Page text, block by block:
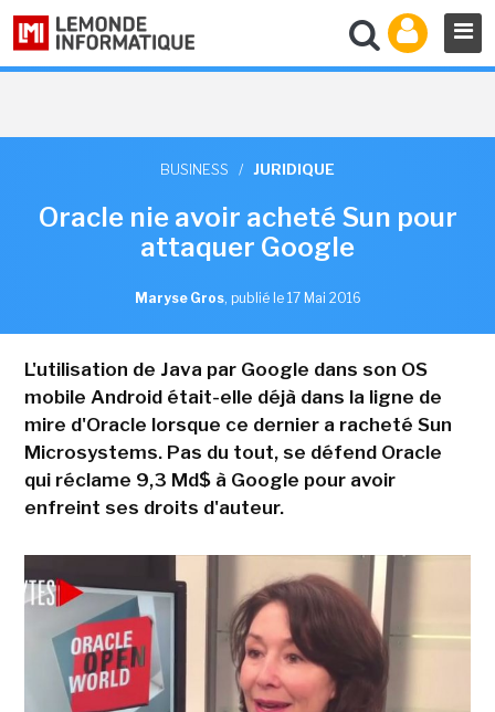
BUSINESS / JURIDIQUE
Oracle nie avoir acheté Sun pour
attaquer Google
Maryse Gros, publié le 17 Mai 2016
L'utilisation de Java par Google dans son OS
mobile Android était-elle déjà dans la ligne de
mire d'Oracle lorsque ce dernier a racheté Sun
Microsystems. Pas du tout, se défend Oracle
qui réclame 9,3 Md$ à Google pour avoir
enfreint ses droits d'auteur.